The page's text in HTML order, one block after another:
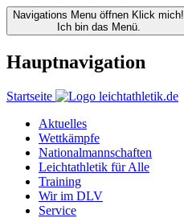
Navigations Menu öffnen Klick mich!
Ich bin das Menü.
Hauptnavigation
Startseite
Aktuelles
Wettkämpfe
Nationalmannschaften
Leichtathletik für Alle
Training
Wir im DLV
Service